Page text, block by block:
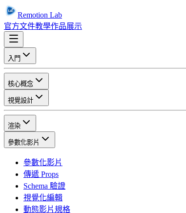
Remotion Lab
官方文件教學作品展示
入門
核心概念
視覺設計
渲染
參數化影片
參數化影片
傳遞 Props
Schema 驗證
視覺化編輯
動態影片規格